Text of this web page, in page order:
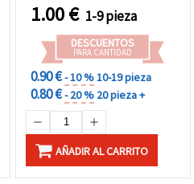
1.00€ 1-9 pieza
DESCUENTOS
PARA CANTIDAD
0.90 €- 10 %10-19 pieza
0.80 €- 20 % 20 pieza +
AÑADIR AL CARRITO